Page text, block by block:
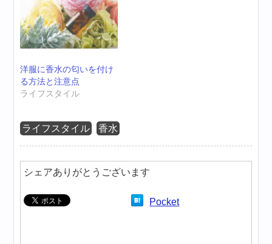
洋服に香水の匂いを付け
る方法と注意点
ライフスタイル
ライフスタイル 香水
シェアありがとうございます
Pocket